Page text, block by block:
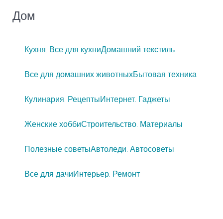
Дом
Кухня. Все для кухниДомашний текстиль
Все для домашних животныхБытовая техника
Кулинария. РецептыИнтернет. Гаджеты
Женские хоббиСтроительство. Материалы
Полезные советыАвтоледи. Автосоветы
Все для дачиИнтерьер. Ремонт